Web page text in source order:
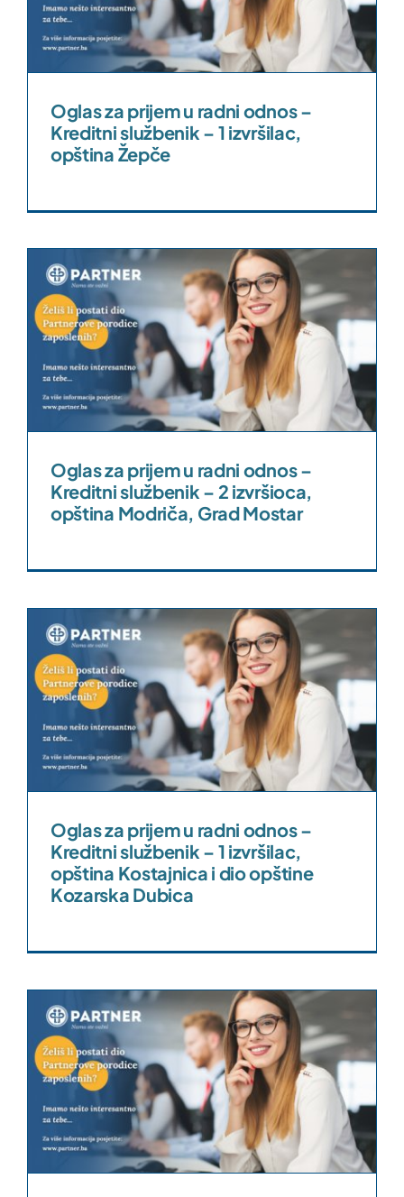
Oglas za prijem u radni odnos –
Kreditni službenik – 1 izvršilac,
opština Žepče
Oglas za prijem u radni odnos –
Kreditni službenik – 2 izvršioca,
opština Modriča, Grad Mostar
Oglas za prijem u radni odnos –
Kreditni službenik – 1 izvršilac,
opština Kostajnica i dio opštine
Kozarska Dubica